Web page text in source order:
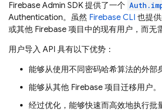
Firebase Admin SDK 提供了一个
Authentication。虽然 Firebase CLI 也提
或其他 Firebase 项目中的现有用户，而无
用户导入 API 具有以下优势：
能够从使用不同密码哈希算法的外部
能够从其他 Firebase 项目迁移用户。
经过优化，能够快速而高效地执行